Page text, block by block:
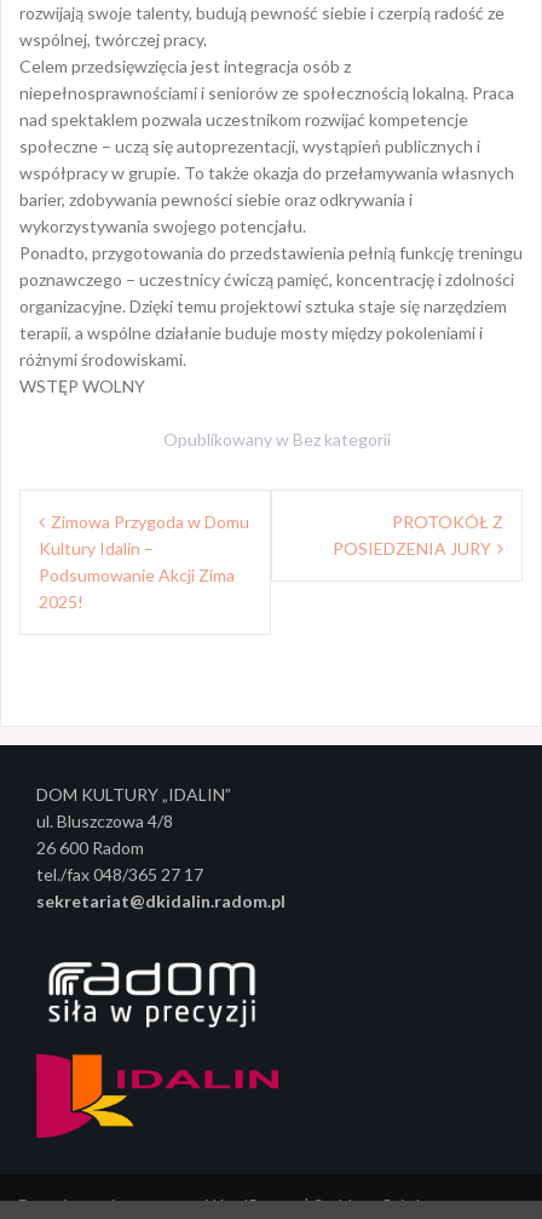
rozwijają swoje talenty, budują pewność siebie i czerpią radość ze
wspólnej, twórczej pracy.
Celem przedsięwzięcia jest integracja osób z
niepełnosprawnościami i seniorów ze społecznością lokalną. Praca
nad spektaklem pozwala uczestnikom rozwijać kompetencje
społeczne – uczą się autoprezentacji, wystąpień publicznych i
współpracy w grupie. To także okazja do przełamywania własnych
barier, zdobywania pewności siebie oraz odkrywania i
wykorzystywania swojego potencjału.
Ponadto, przygotowania do przedstawienia pełnią funkcję treningu
poznawczego – uczestnicy ćwiczą pamięć, koncentrację i zdolności
organizacyjne. Dzięki temu projektowi sztuka staje się narzędziem
terapii, a wspólne działanie buduje mosty między pokoleniami i
różnymi środowiskami.
WSTĘP WOLNY
Opublikowany w Bez kategorii
z
Zimowa Przygoda w Domu
Kultury Idalin –
Podsumowanie Akcji Zima
2025!
PROTOKÓŁ Z
POSIEDZENIA JURY
DOM KULTURY „IDALIN”
ul. Bluszczowa 4/8
26 600 Radom
tel./fax 048/365 27 17
sekretariat@dkidalin.radom.pl
Dumnie wspierane przez WordPressa|Szablon:Oriaby